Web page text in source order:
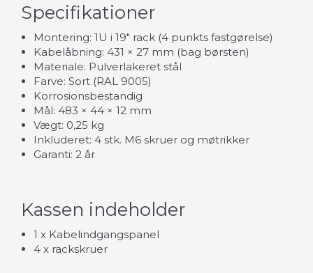
Specifikationer
Montering: 1U i 19" rack (4 punkts fastgørelse)
Kabelåbning: 431 × 27 mm (bag børsten)
Materiale: Pulverlakeret stål
Farve: Sort (RAL 9005)
Korrosionsbestandig
Mål: 483 × 44 × 12 mm
Vægt: 0,25 kg
Inkluderet: 4 stk. M6 skruer og møtrikker
Garanti: 2 år
Kassen indeholder
1 x Kabelindgangspanel
4 x rackskruer